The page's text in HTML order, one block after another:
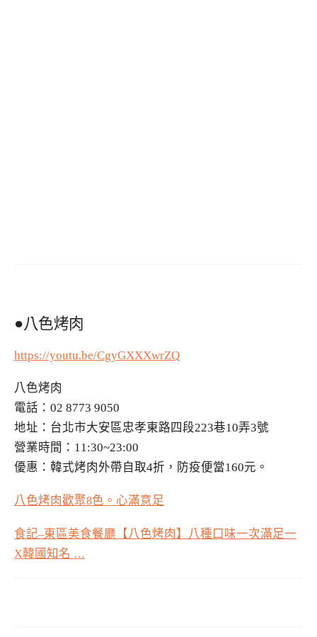
●八色烤肉
https://youtu.be/CgyGXXXwrZQ
八色烤肉
電話：02 8773 9050
地址：台北市大安區忠孝東路四段223巷10弄3號
營業時間：11:30~23:00
優惠：韓式烤肉外帶自取4折，防疫便當160元。
八色烤肉歡聚8色。心滿意足
食記–東區美食餐廳【八色烤肉】八種口味一次滿足一
X韓國知名 …